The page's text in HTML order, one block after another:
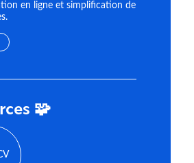
en ligne et simplification de
🧩